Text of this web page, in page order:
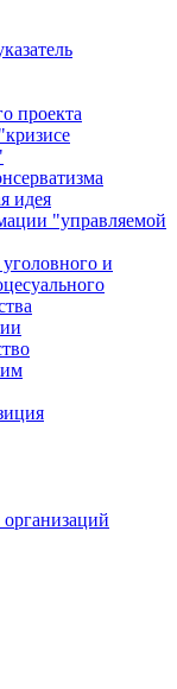
проекта
идея
"управляемой
и